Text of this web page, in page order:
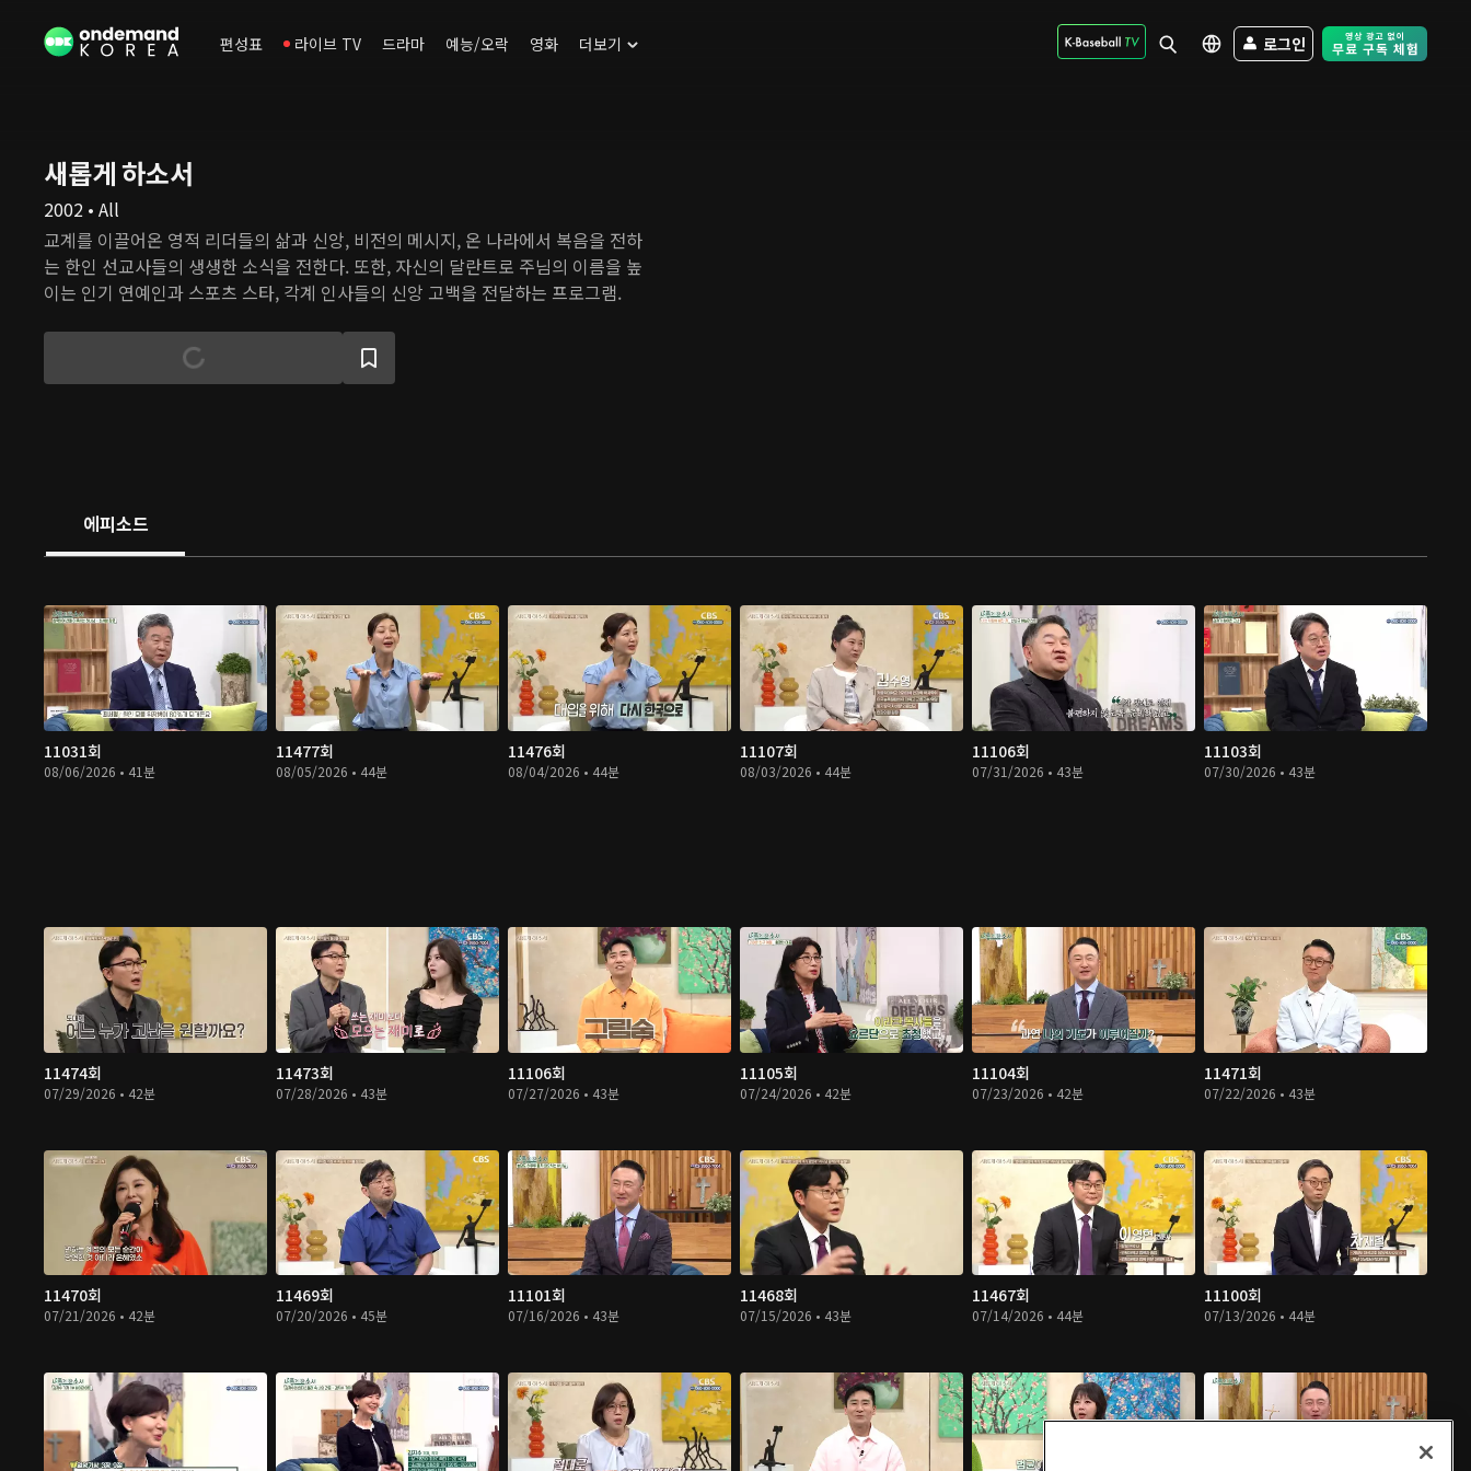
편성표 라이브 TV 드라마 예능/오락 영화 더보기 로그인 Free Trial -
새롭게 하소서
2002 • All
교계를 이끌어온 영적 리더들의 삶과 신앙, 비전의 메시지, 온 나라에서 복음을 전하
는 한인 선교사들의 생생한 소식을 전한다. 또한, 자신의 달란트로 주님의 이름을 높
이는 인기 연예인과 스포츠 스타, 각계 인사들의 신앙 고백을 전달하는 프로그램.
에피소드
11031회
08/06/2026 • 41분
11477회
08/05/2026 • 44분
11476회
08/04/2026 • 44분
11107회
08/03/2026 • 44분
11106회
07/31/2026 • 43분
11103회
07/30/2026 • 43분
11474회
07/29/2026 • 42분
11473회
07/28/2026 • 43분
11106회
07/27/2026 • 43분
11105회
07/24/2026 • 42분
11104회
07/23/2026 • 42분
11471회
07/22/2026 • 43분
11470회
07/21/2026 • 42분
11469회
07/20/2026 • 45분
11101회
07/16/2026 • 43분
11468회
07/15/2026 • 43분
11467회
07/14/2026 • 44분
11100회
07/13/2026 • 44분